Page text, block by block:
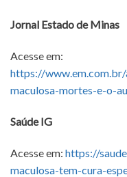
Jornal Estado de Minas
Acesse em:
https://
maculosa-mortes-e-o-
Saúde IG
Acesse em: https://
maculosa-tem-cura-